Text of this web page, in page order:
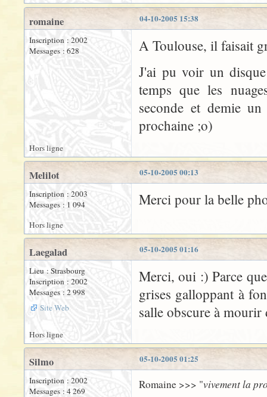
04-10-2005 15:38
romaine
Inscription : 2002
Messages : 628
A Toulouse, il faisait
J'ai pu voir un
temps que les
seconde et demie
prochaine ;o)
Hors ligne
05-10-2005 00:13
Melilot
Inscription : 2003
Messages : 1 094
Merci pour la belle
Hors ligne
05-10-2005 01:16
Laegalad
Lieu : Strasbourg
Inscription : 2002
Messages : 2 998
Site Web
Merci, oui :) Parce
grises galloppant à
salle obscure à mourir
Hors ligne
05-10-2005 01:25
Silmo
Inscription : 2002
Messages : 4 269
Romaine >>> "vivement la